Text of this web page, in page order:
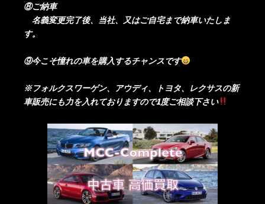
⑧ご納車
名義変更完了後、当社、又はご自宅まで納車いたしま
す。
⑨今こそ憧れの車を購入するチャンスです
※フォルクスワーゲン、アウディ、トヨタ、レクサスの新
車販売にも力を入れておりますので1度ご相談下さい